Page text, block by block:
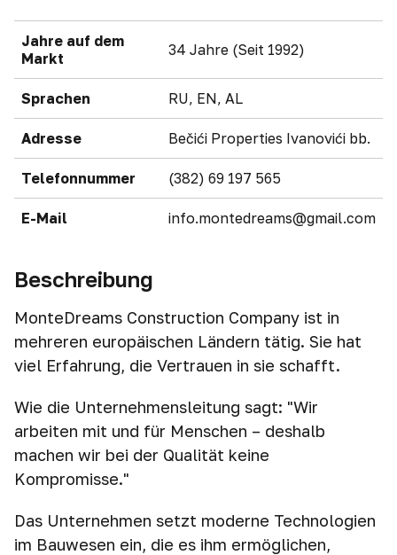
Jahre auf dem
Markt
34 Jahre (Seit 1992)
Sprachen RU, EN, AL
Adresse Bečići Properties Ivanovići bb.
Telefonnummer (382) 69 197 565
E-Mail info.montedreams@gmail.com
Beschreibung
MonteDreams Construction Company ist in
mehreren europäischen Ländern tätig. Sie hat
viel Erfahrung, die Vertrauen in sie schafft.
Wie die Unternehmensleitung sagt: "Wir
arbeiten mit und für Menschen – deshalb
machen wir bei der Qualität keine
Kompromisse."
Das Unternehmen setzt moderne Technologien
im Bauwesen ein, die es ihm ermöglichen,